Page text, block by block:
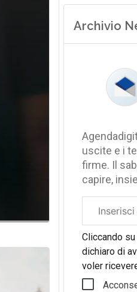
Archivio
uscite e i
firme. Il
capire,
aziendale
Cliccando su
dichiaro di
voler